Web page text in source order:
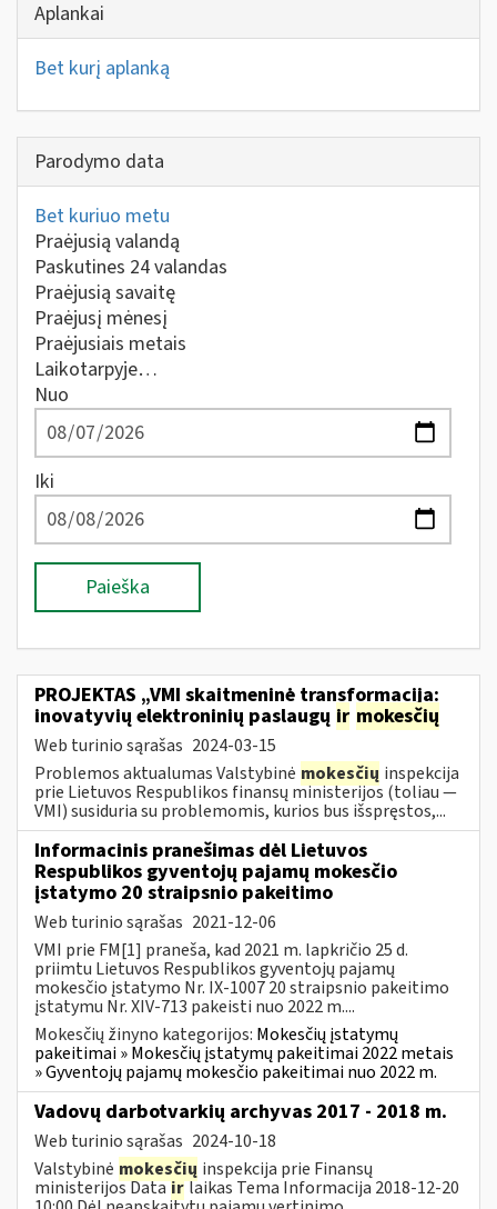
Aplankai
Bet kurį aplanką
Parodymo data
Bet kuriuo metu
Praėjusią valandą
Paskutines 24 valandas
Praėjusią savaitę
Praėjusį mėnesį
Praėjusiais metais
Laikotarpyje…
Nuo
Iki
Paieška
PROJEKTAS „VMI skaitmeninė transformacija:
inovatyvių elektroninių paslaugų ir mokesčių
Web turinio sąrašas 2024-03-15
Problemos aktualumas Valstybinė mokesčių inspekcija
prie Lietuvos Respublikos finansų ministerijos (toliau ―
VMI) susiduria su problemomis, kurios bus išspręstos,...
Informacinis pranešimas dėl Lietuvos
Respublikos gyventojų pajamų mokesčio
įstatymo 20 straipsnio pakeitimo
Web turinio sąrašas 2021-12-06
VMI prie FM[1] praneša, kad 2021 m. lapkričio 25 d.
priimtu Lietuvos Respublikos gyventojų pajamų
mokesčio įstatymo Nr. IX-1007 20 straipsnio pakeitimo
įstatymu Nr. XIV-713 pakeisti nuo 2022 m....
Mokesčių žinyno kategorijos: Mokesčių įstatymų
pakeitimai » Mokesčių įstatymų pakeitimai 2022 metais
» Gyventojų pajamų mokesčio pakeitimai nuo 2022 m.
Vadovų darbotvarkių archyvas 2017 - 2018 m.
Web turinio sąrašas 2024-10-18
Valstybinė mokesčių inspekcija prie Finansų
ministerijos Datairlaikas Tema Informacija 2018-12-20